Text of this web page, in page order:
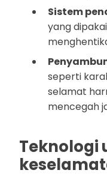
Sistem
yang
seperti
selamat
mencegah
Teknologi